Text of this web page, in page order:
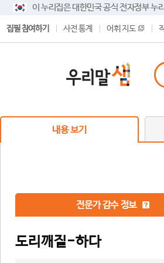
이 누리집은 대한민국 공식 전자정부 누
집필 참여하기 사전 통계 어휘 지도
내용 보기
전문가 감수 정보
도리깨질-하다